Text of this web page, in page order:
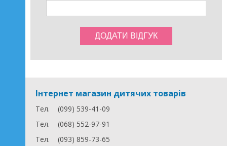
Інтернет магазин дитячих товарів
Тел.
(099) 539-41-09
Тел.
(068) 552-97-91
Тел.
(093) 859-73-65